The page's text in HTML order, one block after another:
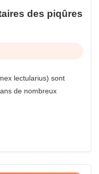
des piqûres
lectularius) sont
de nombreux